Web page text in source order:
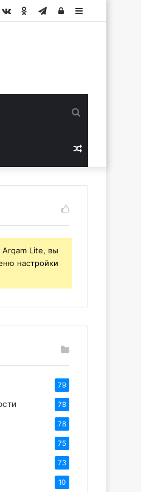
Sidebar
Авторизация
Telegram
Одноклассники
vk.com
Случайная
статья
Arqam Lite, вы
настройки
79
78
78
75
73
10